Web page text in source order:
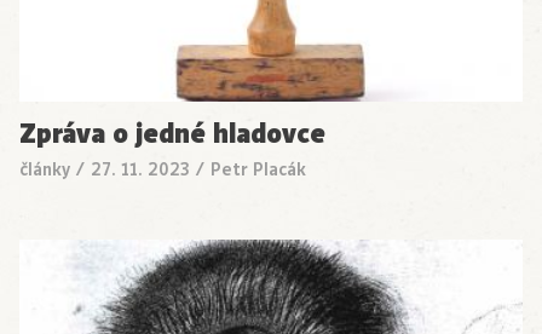
Zpráva o jedné hladovce
články / 27. 11. 2023 / Petr Placák